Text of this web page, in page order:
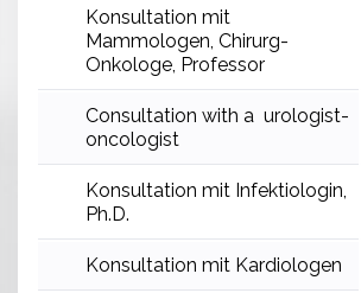
Konsultation mit
Mammologen, Chirurg-
Onkologe, Professor
Consultation with a urologist-
oncologist
Konsultation mit Infektiologin,
Ph.D.
Konsultation mit Kardiologen